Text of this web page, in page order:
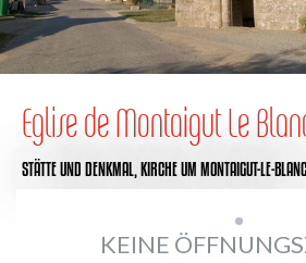
Eglise de Montaigut Le
STÄTTE UND DENKMAL,KIRCHEUM MONTAIGUT-LE-BLANC
KEINE